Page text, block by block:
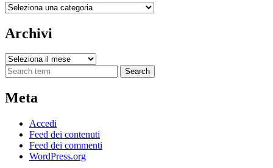
Categorie
Archivi
Archivi
Search
Meta
Accedi
Feed dei contenuti
Feed dei commenti
WordPress.org